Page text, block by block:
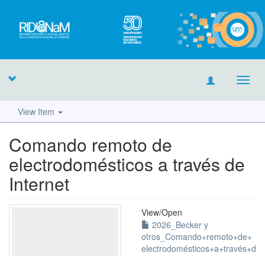
View Item
Comando remoto de
electrodomésticos a través de
Internet
View/Open
2026_Becker y
otros_Comando+remoto+de+
electrodomésticos+a+través+d